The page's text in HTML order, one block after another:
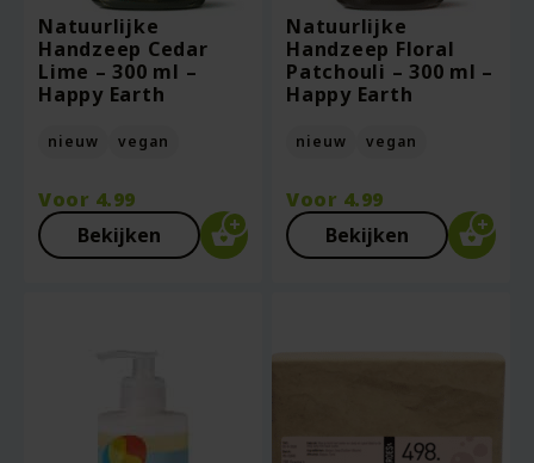
Natuurlijke
Handzeep Cedar
Lime – 300 ml –
Happy Earth
nieuw vegan
Voor 4.99
Bekijken
Natuurlijke
Handzeep Floral
Patchouli – 300 ml –
Happy Earth
nieuw vegan
Voor 4.99
Bekijken